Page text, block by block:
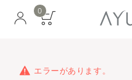
0
エラーがあります。